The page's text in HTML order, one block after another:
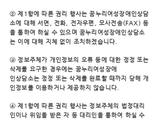
② 제1항에 따른 권리 행사는 꿈누리여성장애인상담
소에 대해 서면, 전화, 전자우편, 모사전송(FAX) 등
을 통하여 하실 수 있으며 꿈누리여성장애인상담소
는 이에 대해 지체 없이 조치하겠습니다.
③ 정보주체가 개인정보의 오류 등에 대한 정정 또는
삭제를 요구한 경우에는 꿈누리여성장애
인상담소는 정정 또는 삭제를 완료할 때까지 당해 개
인정보를 이용하거나 제공하지 않습니다.
④ 제1항에 따른 권리 행사는 정보주체의 법정대리
인이나 위임을 받은 자 등 대리인을 통하여 하실 수